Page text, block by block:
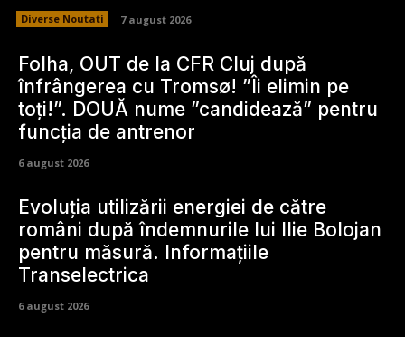
Diverse Noutati 7 august 2026
Folha, OUT de la CFR Cluj după
înfrângerea cu Tromsø! ”Îi elimin pe
toți!”. DOUĂ nume ”candidează” pentru
funcția de antrenor
6 august 2026
Evoluția utilizării energiei de către
români după îndemnurile lui Ilie Bolojan
pentru măsură. Informațiile
Transelectrica
6 august 2026